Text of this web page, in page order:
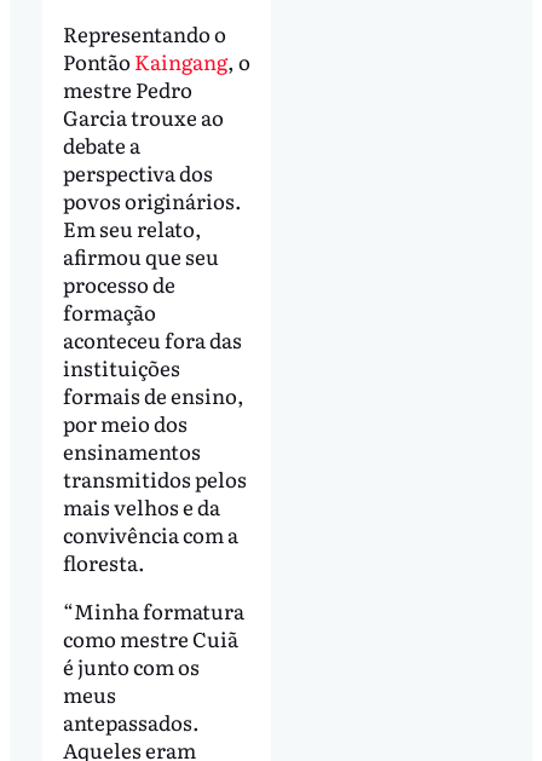
Representando o
Pontão Kaingang, o
mestre Pedro
Garcia trouxe ao
debate a
perspectiva dos
povos originários.
Em seu relato,
afirmou que seu
processo de
formação
aconteceu fora das
instituições
formais de ensino,
por meio dos
ensinamentos
transmitidos pelos
mais velhos e da
convivência com a
floresta.
“Minha formatura
como mestre Cuiã
é junto com os
meus
antepassados.
Aqueles eram